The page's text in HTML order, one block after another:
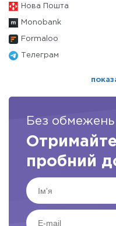
Нова Пошта
Monobank
Formaloo
Телеграм
Без обмежень
Отримайте
пробний